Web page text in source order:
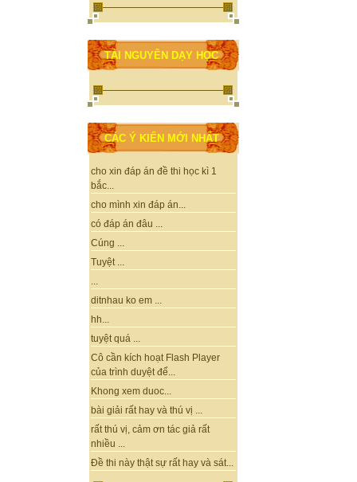
TÀI NGUYÊN DẠY HỌC
CÁC Ý KIẾN MỚI NHẤT
cho xin đáp án đề thi học kì 1
bắc...
cho mình xin đáp án...
có đáp án đâu ...
Cúng ...
Tuyệt ...
...
ditnhau ko em ...
hh...
tuyệt quá ...
Cô cần kích hoạt Flash Player
của trình duyệt để...
Khong xem duoc...
bài giải rất hay và thú vị ...
rất thú vị, cảm ơn tác giả rất
nhiều ...
Đề thi này thật sự rất hay và sát...